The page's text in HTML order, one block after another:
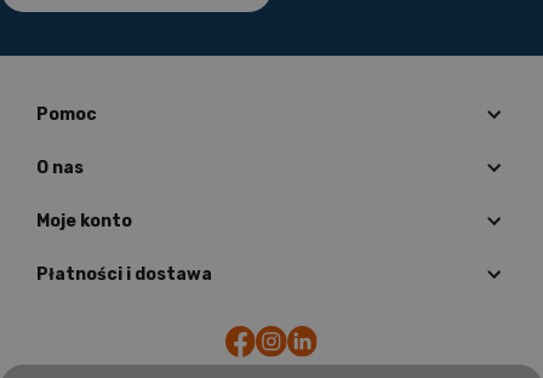
Pomoc
O nas
Moje konto
Płatności i dostawa